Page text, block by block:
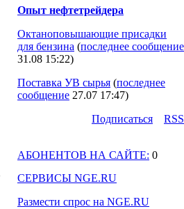
Опыт нефтетрейдера
Октаноповышающие присадки
для бензина (последнее сообщение
31.08 15:22)
Поставка УВ сырья (последнее
сообщение 27.07 17:47)
Подпиcаться
RSS
АБОНЕНТОВ НА САЙТЕ: 0
СЕРВИСЫ NGE.RU
Размести спрос на NGE.RU